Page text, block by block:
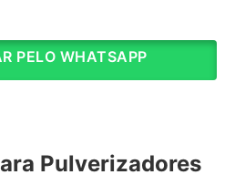
PELO WHATSAPP
Pulverizadores